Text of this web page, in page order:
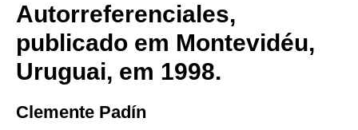
Autorreferenciales,
publicado em Montevidéu,
Uruguai, em 1998.
Clemente Padín